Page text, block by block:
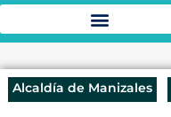
Alcaldía de Manizales